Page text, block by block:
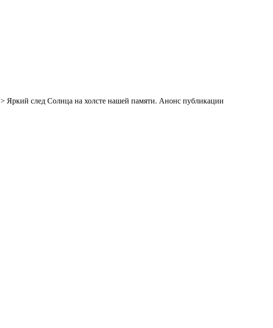
> Яркий след Солнца на холсте нашей памяти. Анонс публикации